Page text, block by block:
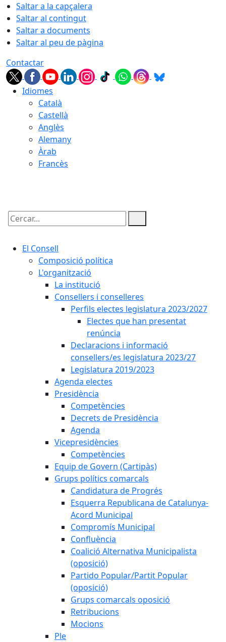
Saltar a la capçalera
Saltar al contingut
Saltar a documents
Saltar al peu de pàgina
Contactar
Idiomes
Català
Castellà
Anglès
Alemany
Àrab
Francès
Cercar:
El Consell
Composició política
L'organització
La institució
Consellers i conselleres
Perfils electes legislatura 2023/2027
Electes que han presentat
renúncia
Declaracions i informació
consellers/es legislatura 2023/27
Legislatura 2019/2023
Agenda electes
Presidència
Competències
Decrets de Presidència
Agenda
Vicepresidències
Competències
Equip de Govern (Cartipàs)
Grups polítics comarcals
Candidatura de Progrés
Esquerra Republicana de Catalunya-
Acord Municipal
Compromís Municipal
Confluència
Coalició Alternativa Municipalista
(oposició)
Partido Popular/Partit Popular
(oposició)
Grups comarcals oposició
Retribucions
Mocions
Ple